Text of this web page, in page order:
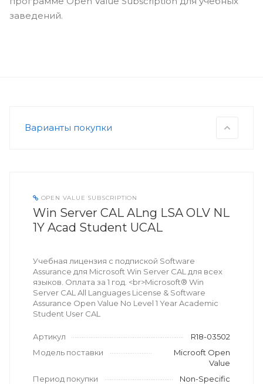
заведений.
Варианты покупки
OPEN VALUE SUBSCRIPTION
Win Server CAL ALng LSA OLV NL
1Y Acad Student UCAL
Учебная лицензия с подпиской Software
Assurance для Microsoft Win Server CAL для всех
языков. Оплата за 1 год. <br>Microsoft® Win
Server CAL All Languages License & Software
Assurance Open Value No Level 1 Year Academic
Student User CAL
Артикул
R18-03502
Модель поставки
Microoft Open
Value
Период покупки
Non-Specific